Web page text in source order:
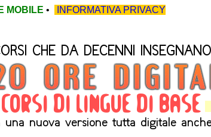
MOBILE • INFORMATIVA PRIVACY